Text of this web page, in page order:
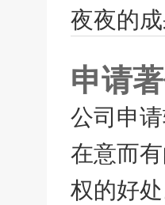
夜夜的
申请
公司申
在意而
权的好